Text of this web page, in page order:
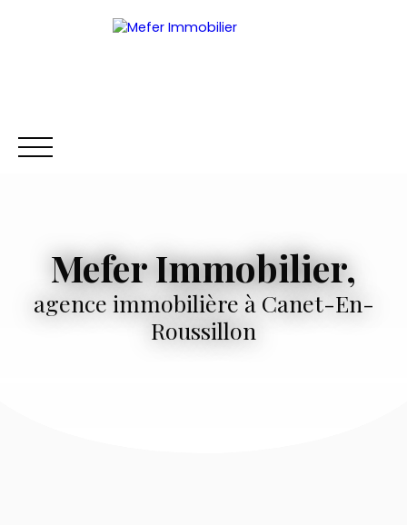
ACCUEIL ACHETER NEUF LOUER VENDRE
Être rappelé
Mefer Immobilier,
agence immobilière à Canet-En-
Roussillon